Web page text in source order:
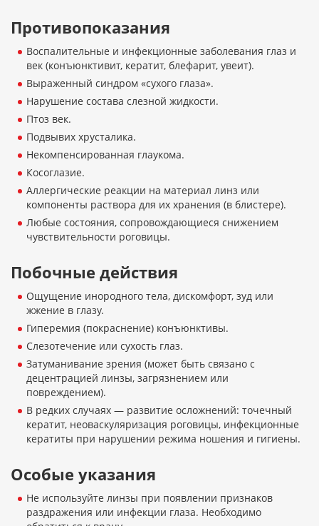
Противопоказания
Воспалительные и инфекционные заболевания глаз и
век (конъюнктивит, кератит, блефарит, увеит).
Выраженный синдром «сухого глаза».
Нарушение состава слезной жидкости.
Птоз век.
Подвывих хрусталика.
Некомпенсированная глаукома.
Косоглазие.
Аллергические реакции на материал линз или
компоненты раствора для их хранения (в блистере).
Любые состояния, сопровождающиеся снижением
чувствительности роговицы.
Побочные действия
Ощущение инородного тела, дискомфорт, зуд или
жжение в глазу.
Гиперемия (покраснение) конъюнктивы.
Слезотечение или сухость глаз.
Затуманивание зрения (может быть связано с
децентрацией линзы, загрязнением или
повреждением).
В редких случаях — развитие осложнений: точечный
кератит, неоваскуляризация роговицы, инфекционные
кератиты при нарушении режима ношения и гигиены.
Особые указания
Не используйте линзы при появлении признаков
раздражения или инфекции глаза. Необходимо